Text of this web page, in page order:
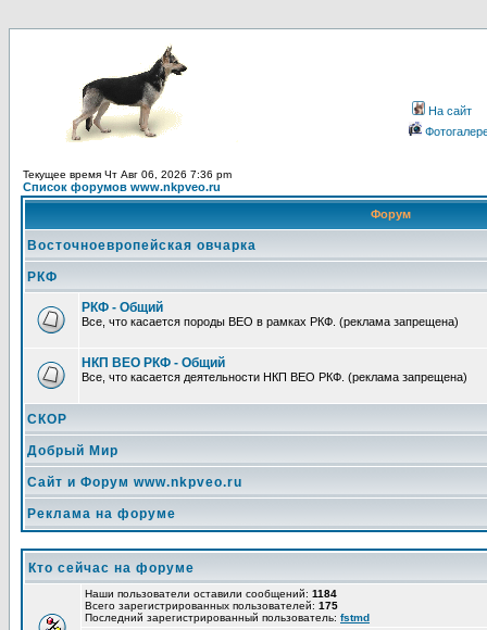
На сайт
Текущее время Чт Авг 06, 2026 7:36 pm
Список форумов www.nkpveo.ru
Форум
Восточноевропейская овчарка
РКФ
РКФ - Общий
Все, что касается породы ВЕО в рамках РКФ. (реклама запрещена)
НКП ВЕО РКФ - Общий
Все, что касается деятельности НКП ВЕО РКФ. (реклама запрещена)
СКОР
Добрый Мир
Сайт и Форум www.nkpveo.ru
Реклама на форуме
Кто сейчас на форуме
Наши пользователи оставили сообщений: 1184
Всего зарегистрированных пользователей: 175
Последний зарегистрированный пользователь: fstmd